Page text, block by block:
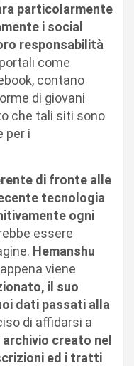
particolarmente
i social
responsabilità
come
contano
di giovani
che tali siti sono
per i
di fronte alle
tecnologia
ogni
essere
Hemanshu
viene
il suo
dati passati alla
di affidarsi a
archivio creato nel
ed i tratti